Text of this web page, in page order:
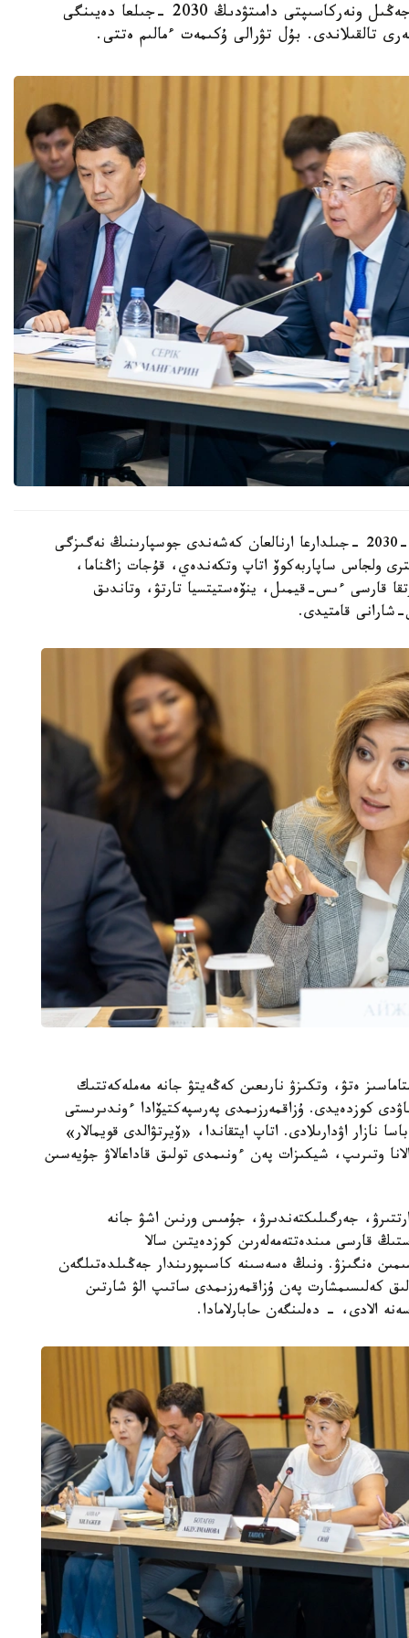
جانە وتاندىق كاسىپورىندار وكىلدەرىمەن بىرگە جەڭىل ونەركاسىپتى دامىتۋدىڭ 2030 -جىلعا دەيىنگى
تالقىلاندى. بۇل تۋرالى ۇكىمەت ءمالىم ەتتى.
قاتىسۋشىلارعا جەڭىل ونەركاسىپتى دامىتۋدىڭ 2026-2030 -جىلدارعا ارنالعان كەشەندى جوسپارىنىڭ نەگىزگى
ولجاس ساپاربەكوۆ اتاپ وتكەندەي، قۇجات زاڭناما،
قارسى ءىس-قيمىل، ينۆەستيتسيا تارتۋ، وتاندىق
ەتۋ، وتكىزۋ نارىعىن كەڭەيتۋ جانە مەملەكەتتىك
كوزدەيدى. ۇزاقمەرزىمدى پەرسپەكتيۆادا ءوندىرىستى
نازار اۋدارىلادى. اتاپ ايتقاندا، «ۆيرتۋالدى قويمالار»
وتىرىپ، شيكىزات پەن ءونىمدى تولىق قاداعالاۋ جۇيەسىن
جەرگىلىكتەندىرۋ، جۇمىس ورنىن اشۋ جانە
قارسى مىندەتتەمەلەرىن كوزدەيتىن سالا
ەنگىزۋ. ونىڭ ەسەسىنە كاسىپورىندار جەڭىلدەتىلگەن
كەلىسىمشارت پەن ۇزاقمەرزىمدى ساتىپ الۋ شارتىن
الادى، - دەلىنگەن حابارلامادا.